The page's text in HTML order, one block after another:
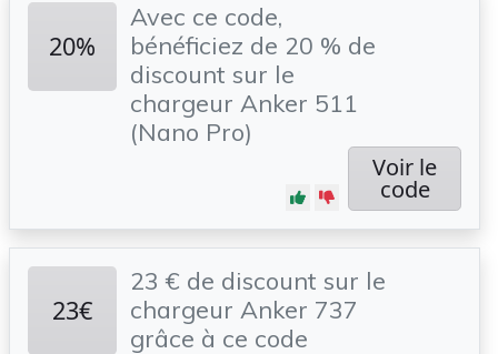
20%
Avec ce code,
bénéficiez de 20 % de
discount sur le
chargeur Anker 511
(Nano Pro)
Voir le
code
23€
23 € de discount sur le
chargeur Anker 737
grâce à ce code